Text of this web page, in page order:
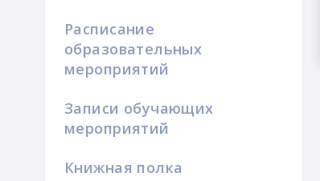
Расписание
образовательных
мероприятий
Записи обучающих
мероприятий
Книжная полка